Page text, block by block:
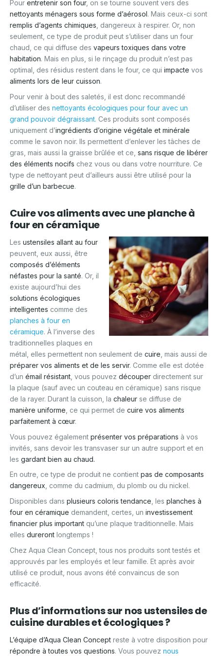
Pour entretenir son four, on se tourne souvent vers des
nettoyants ménagers sous forme d’aérosol. Mais ceux-ci sont
remplis d’agents chimiques , dangereux à respirer. Or, non
seulement, ce type de produit peut s’utiliser dans un four
chaud, ce qui diffuse des vapeurs toxiques dans votre
habitation. Mais en plus, si le rinçage du produit n’est pas
optimal, des résidus restent dans le four, ce qui impacte vos
aliments lors de leur cuisson.
Pour venir à bout des saletés, il est donc recommandé
d’utiliser des nettoyants écologiques pour four avec un
grand pouvoir dégraissant. Ces produits sont composés
uniquement d’ingrédients d’origine végétale et minérale
comme le savon noir. Ils permettent d’enlever les tâches de
gras, mais aussi la graisse brûlée et ce, sans risque de libérer
des éléments nocifs chez vous ou dans votre nourriture. Ce
type de nettoyant peut d’ailleurs aussi être utilisé pour la
grille d’un barbecue.
Cuire vos aliments avec une planche à
four en céramique
Les ustensiles allant au four
peuvent, eux aussi, être
composés d’éléments
néfastes pour la santé. Or, il
existe aujourd’hui des
solutions écologiques
intelligentes comme des
planches à four en
céramique. À l’inverse des
traditionnelles plaques en
métal, elles permettent non seulement de cuire , mais aussi de
préparer vos aliments et de les servir. Comme elle est dotée
d’un émail résistant , vous pouvez découper directement sur
la plaque (sauf avec un couteau en céramique) sans risque
de la rayer. Durant la cuisson, la chaleur se diffuse de
manière uniforme , ce qui permet de cuire vos aliments
parfaitement à cœur.
Vous pouvez également présenter vos préparations à vos
invités, sans devoir les transvaser sur un autre support et en
les gardant bien au chaud.
En outre, ce type de produit ne contient pas de composants
dangereux , comme du cadmium, du plomb ou du nickel.
Disponibles dans plusieurs coloris tendance , les planches à
four en céramique demandent, certes, un investissement
financier plus important qu’une plaque traditionnelle. Mais
elles dureront longtemps !
Chez Aqua Clean Concept, tous nos produits sont testés et
approuvés par les employés et leur famille. Et après avoir
utilisé ce produit, nous avons été convaincus de son
efficacité.
Plus d’informations sur nos ustensiles de
cuisine durables et écologiques ?
L’équipe d’Aqua Clean Concept reste à votre disposition pour
répondre à toutes vos questions. Vous pouvez nous